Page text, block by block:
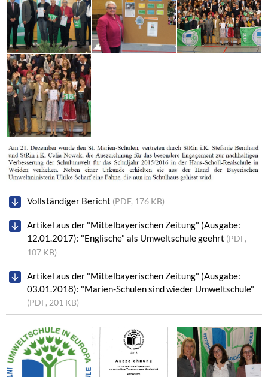
Vollständiger Bericht (PDF, 176 KB)
Artikel aus der "Mittelbayerischen Zeitung" (Ausgabe:
12.01.2017): "Englische" als Umweltschule geehrt (PDF,
107 KB)
Artikel aus der "Mittelbayerischen Zeitung" (Ausgabe:
03.01.2018): "Marien-Schulen sind wieder Umweltschule"
(PDF, 201 KB)